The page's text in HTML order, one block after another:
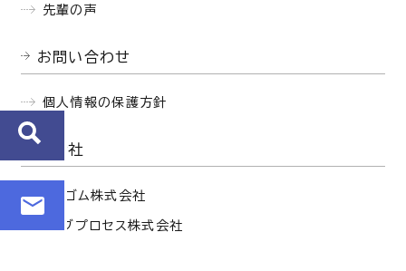
先輩の声
お問い合わせ
個人情報の保護方針
関連会社
西部ゴム株式会社
セイブプロセス株式会社